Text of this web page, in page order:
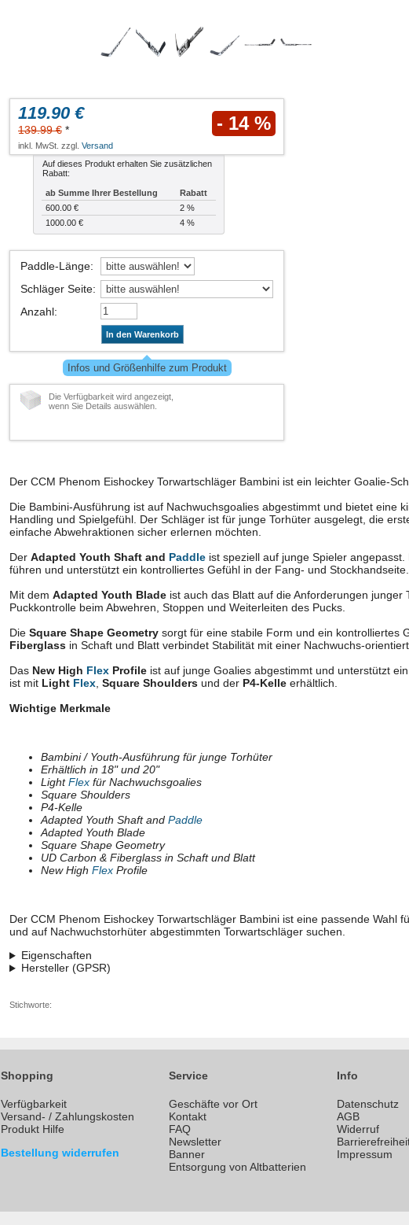
119.90 €
139.99 € * - 14 %
inkl. MwSt. zzgl. Versand
Auf dieses Produkt erhalten Sie zusätzlichen
Rabatt:
ab Summe Ihrer Bestellung
Rabatt
600.00 €
2 %
1000.00 €
4 %
Paddle-Länge:
Schläger Seite:
Anzahl:
In den Warenkorb
Infos und Größenhilfe zum Produkt
Die Verfügbarkeit wird angezeigt,
wenn Sie Details auswählen.
Der CCM Phenom Eishockey Torwartschläger Bambini ist ein leichter Goalie-
Die Bambini-Ausführung ist auf Nachwuchsgoalies abgestimmt und bietet eine
Handling und Spielgefühl. Der Schläger ist für junge Torhüter ausgelegt, die
einfache Abwehraktionen sicher erlernen möchten.
Der Adapted Youth Shaft and Paddle ist speziell auf junge Spieler
führen und unterstützt ein kontrolliertes Gefühl in der Fang- und Stockhandseite.
Mit dem Adapted Youth Blade ist auch das Blatt auf die Anforderungen
Puckkontrolle beim Abwehren, Stoppen und Weiterleiten des Pucks.
Die Square Shape Geometry sorgt für eine stabile Form und ein kontrolliertes
Fiberglass in Schaft und Blatt verbindet Stabilität mit einer Nachwuchs-
Das New High Flex Profile ist auf junge Goalies abgestimmt und unterstützt
ist mit Light Flex, Square Shoulders und der P4-Kelle erhältlich.
Wichtige Merkmale
Bambini / Youth-Ausführung für junge Torhüter
Erhältlich in 18" und 20"
LightFlex für Nachwuchsgoalies
Square Shoulders
P4-Kelle
Adapted Youth Shaft and Paddle
Adapted Youth Blade
Square Shape Geometry
UD Carbon & Fiberglass in Schaft und Blatt
New High Flex Profile
Der CCM Phenom Eishockey Torwartschläger Bambini ist eine passende Wahl
und auf Nachwuchstorhüter abgestimmten Torwartschläger suchen.
Eigenschaften
Hersteller (GPSR)
Stichworte:
Shopping
Verfügbarkeit
Versand- / Zahlungskosten
Produkt Hilfe
Bestellung widerrufen
Service
Geschäfte vor Ort
Kontakt
FAQ
Newsletter
Banner
Entsorgung von Altbatterien
Info
Datenschutz
AGB
Widerruf
Impressum